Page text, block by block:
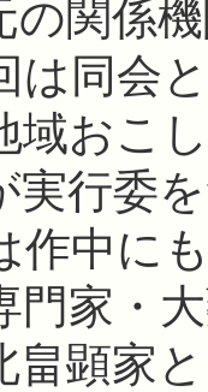
の関係
は同会
域おこ
実行委
中に
門家・
畠顕家